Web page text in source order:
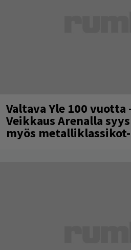
Valtava Yle 100
Veikkaus Arenalla
myös